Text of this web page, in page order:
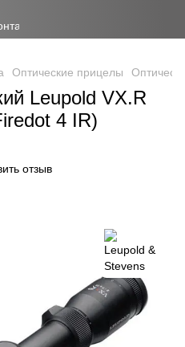
Оптические прицелы
Leupold VX.R
4 IR)
отзыв